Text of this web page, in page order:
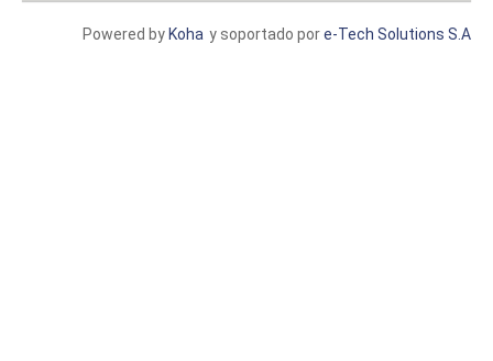
y soportado pore-Tech Solutions S.A
Powered by Koha